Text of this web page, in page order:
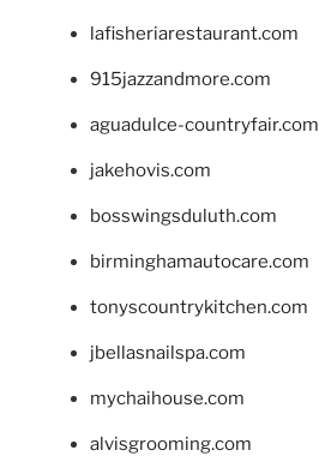
lafisheriarestaurant.com
915jazzandmore.com
aguadulce-countryfair.com
jakehovis.com
bosswingsduluth.com
birminghamautocare.com
tonyscountrykitchen.com
jbellasnailspa.com
mychaihouse.com
alvisgrooming.com